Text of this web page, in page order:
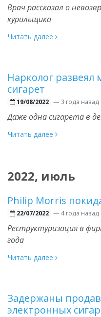
Врач рассказал о
курильщика
Читать далее
Нарколог развеял
сигарет
19/08/2022 —3 года назад
Даже одна сигарета в
Читать далее
2022, июль
Philip Morris
22/07/2022 —4 года назад
Реструктуризация в
года
Читать далее
Задержаны
электронных